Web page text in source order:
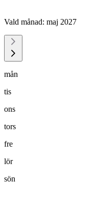
Vald månad: maj 2027
mån
tis
ons
tors
fre
lör
sön